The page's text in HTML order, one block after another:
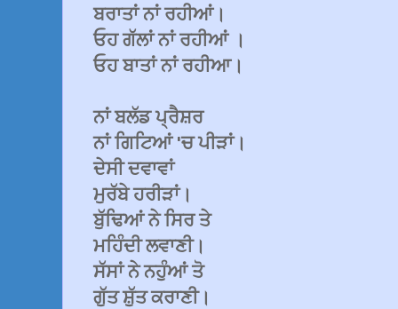
ਬਰਾਤਾਂ ਨਾਂ ਰਹੀਆਂ।
ਓਹ ਗੱਲਾਂ ਨਾਂ ਰਹੀਆਂ ।
ਓਹ ਬਾਤਾਂ ਨਾਂ ਰਹੀਆ।
ਨਾਂ ਬਲੱਡ ਪ੍ਰੈਸ਼ਰ
ਨਾਂ ਗਿਟਿਆਂ 'ਚ ਪੀੜਾਂ।
ਦੇਸੀ ਦਵਾਵਾਂ
ਮੁਰੱਬੇ ਹਰੀੜਾਂ।
ਬੁੱਢਿਆਂ ਨੇ ਸਿਰ ਤੇ
ਮਹਿੰਦੀ ਲਵਾਣੀ।
ਸੱਸਾਂ ਨੇ ਨਹੁੰਆਂ ਤੋ
ਗੁੱਤ ਸ਼ੁੱਤ ਕਰਾਣੀ।